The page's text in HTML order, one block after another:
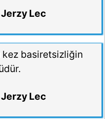
Lec
kez basiretsizliğin
Lec